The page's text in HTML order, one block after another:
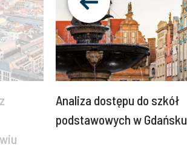
Analiza dostępu do szkół
podstawowych w Gdańsku
Pokaż
poprzedni
slajd